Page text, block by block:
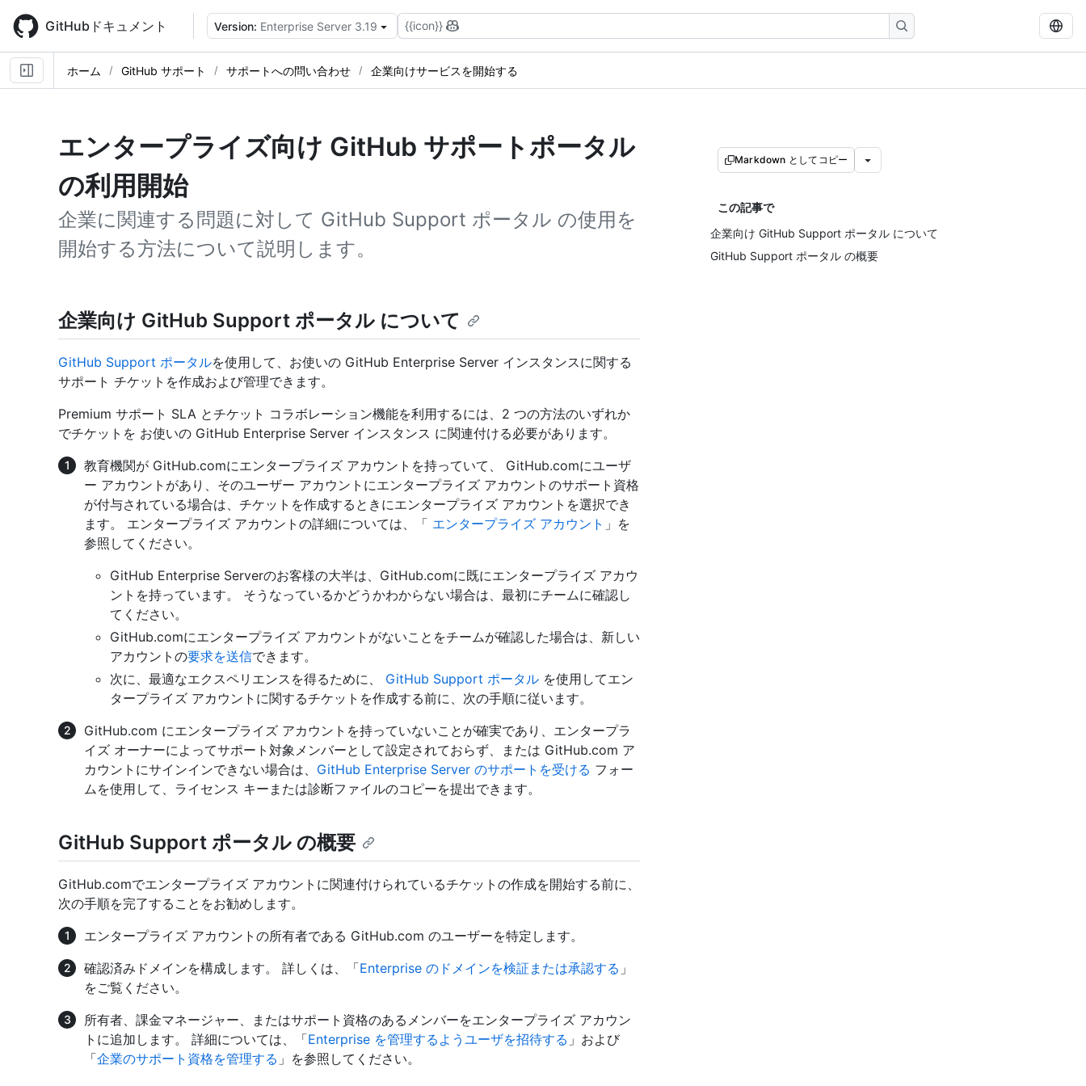
main
content
GitHubドキュメント Version: Enterprise Server 3.19 {{icon}}
ホーム GitHub サポート サポートへの問い合わせ 企業向けサービスを開始する
エンタープライズ向け GitHub サポートポータル
の利用開始
企業に関連する問題に対して GitHub Support ポータル の使用を
開始する方法について説明します。
Markdown としてコピー
この記事で
企業向け GitHub Support ポータル について
GitHub Support ポータル の概要
企業向け GitHub Support ポータル について
GitHub Support ポータルを使用して、お使いの GitHub Enterprise Server インスタンスに関する
サポート チケットを作成および管理できます。
Premium サポート SLA とチケット コラボレーション機能を利用するには、2 つの方法のいずれか
でチケットを お使いの GitHub Enterprise Server インスタンス に関連付ける必要があります。
教育機関が GitHub.comにエンタープライズ アカウントを持っていて、 GitHub.comにユーザ
ー アカウントがあり、そのユーザー アカウントにエンタープライズ アカウントのサポート資格
が付与されている場合は、チケットを作成するときにエンタープライズ アカウントを選択でき
ます。 エンタープライズ アカウントの詳細については、「 エンタープライズ アカウント 」を
参照してください。
GitHub Enterprise Serverのお客様の大半は、GitHub.comに既にエンタープライズ アカウ
ントを持っています。 そうなっているかどうかわからない場合は、最初にチームに確認し
てください。
GitHub.comにエンタープライズ アカウントがないことをチームが確認した場合は、新しい
アカウントの要求を送信できます。
次に、最適なエクスペリエンスを得るために、 GitHub Support ポータル を使用してエン
タープライズ アカウントに関するチケットを作成する前に、次の手順に従います。
GitHub.com にエンタープライズ アカウントを持っていないことが確実であり、エンタープラ
イズ オーナーによってサポート対象メンバーとして設定されておらず、または GitHub.com ア
カウントにサインインできない場合は、 GitHub Enterprise Server のサポートを受ける フォー
ムを使用して、ライセンス キーまたは診断ファイルのコピーを提出できます。
GitHub Support ポータル の概要
GitHub.comでエンタープライズ アカウントに関連付けられているチケットの作成を開始する前に、
次の手順を完了することをお勧めします。
エンタープライズ アカウントの所有者である GitHub.com のユーザーを特定します。
確認済みドメインを構成します。 詳しくは、「Enterprise のドメインを検証または承認する 」
をご覧ください。
所有者、課金マネージャー、またはサポート資格のあるメンバーをエンタープライズ アカウン
トに追加します。 詳細については、「Enterprise を管理するようユーザを招待する 」および
「企業のサポート資格を管理する 」を参照してください。